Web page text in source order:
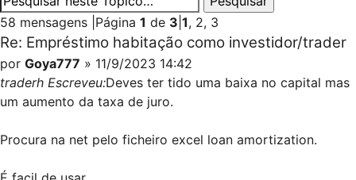
58 mensagens Página 1 de 3 1, 2, 3
Re: Empréstimo habitação como investidor/trader
por Goya777 » 11/9/2023 14:42
traderh Escreveu:Deves ter tido uma baixa no capital mas
um aumento da taxa de juro.
Procura na net pelo ficheiro excel loan amortization.